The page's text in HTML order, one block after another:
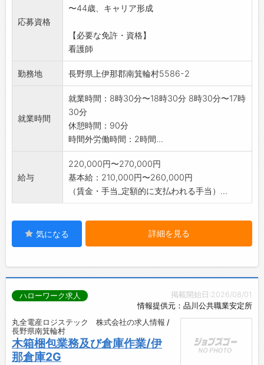
応募資格
〜44歳、キャリア形成
【必要な免許・資格】
看護師
勤務地 長野県上伊那郡南箕輪村5586-2
就業時間
就業時間：8時30分〜18時30分 8時30分〜17時
30分
休憩時間：90分
時間外労働時間：2時間...
給与
220,000円〜270,000円
基本給：210,000円〜260,000円
（賃金・手当_定額的に支払われる手当）...
気になる 詳細を見る
掲載開始日:2026/08/01
情報提供元：品川公共職業安定所
ハローワーク求人
丸全電産ロジステック 株式会社の求人情報 /
長野県南箕輪村
木箱梱包業務及び倉庫作業/伊
那倉庫2G